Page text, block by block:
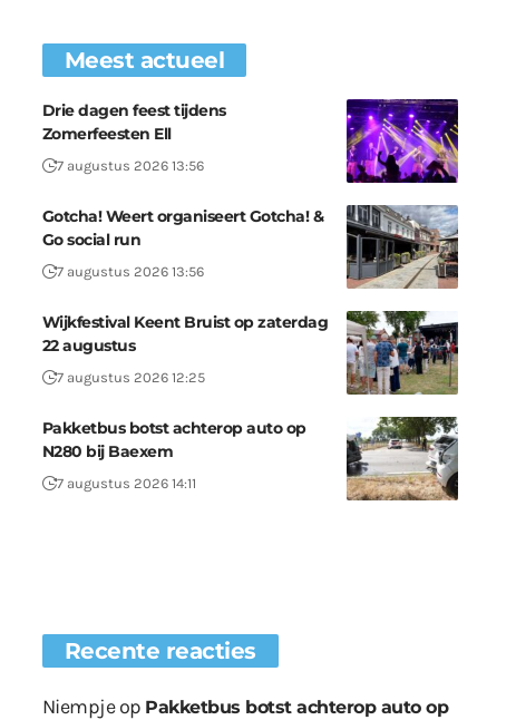
Meest actueel
Drie dagen feest tijdens
Zomerfeesten Ell
7 augustus 2026 13:56
Gotcha! Weert organiseert Gotcha! &
Go social run
7 augustus 2026 13:56
Wijkfestival Keent Bruist op zaterdag
22 augustus
7 augustus 2026 12:25
Pakketbus botst achterop auto op
N280 bij Baexem
7 augustus 2026 14:11
Recente reacties
Niempjeop Pakketbus botst achterop auto op